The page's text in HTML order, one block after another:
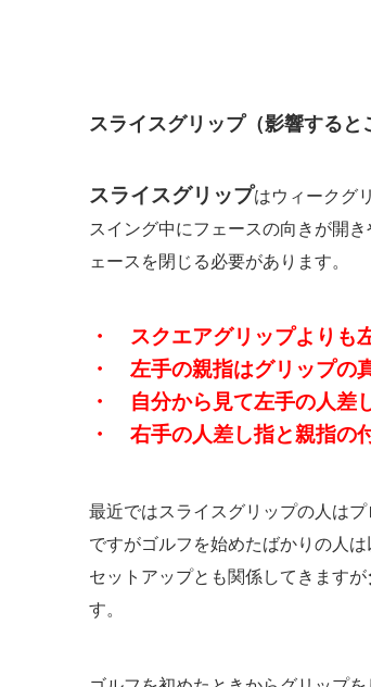
スライスグリップ（影響すると
スライスグリップはウィークグ
スイング中にフェースの向きが開
ェースを閉じる必要があります。
・ スクエアグリップよりも
・ 左手の親指はグリップの
・ 自分から見て左手の人差
・ 右手の人差し指と親指の
最近ではスライスグリップの人はプ
ですがゴルフを始めたばかりの人
セットアップとも関係してきますが
す。